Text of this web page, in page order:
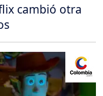
cambió otra